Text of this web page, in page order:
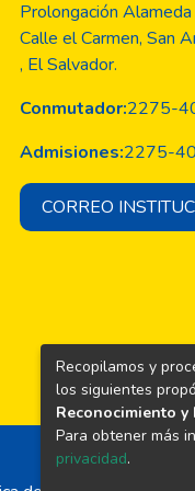
Prolongación Alameda
Calle el Carmen, San
, El Salvador.
Conmutador:2275-
Admisiones:2275-
CORREO
Recopilamos y
los siguientes
Reconocimiento y
Para obtener más
privacidad.